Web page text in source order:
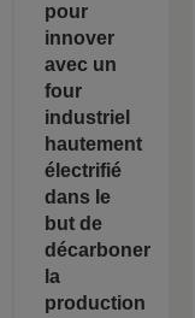
pour
innover
avec un
four
industriel
hautement
électrifié
dans le
but de
décarboner
la
production